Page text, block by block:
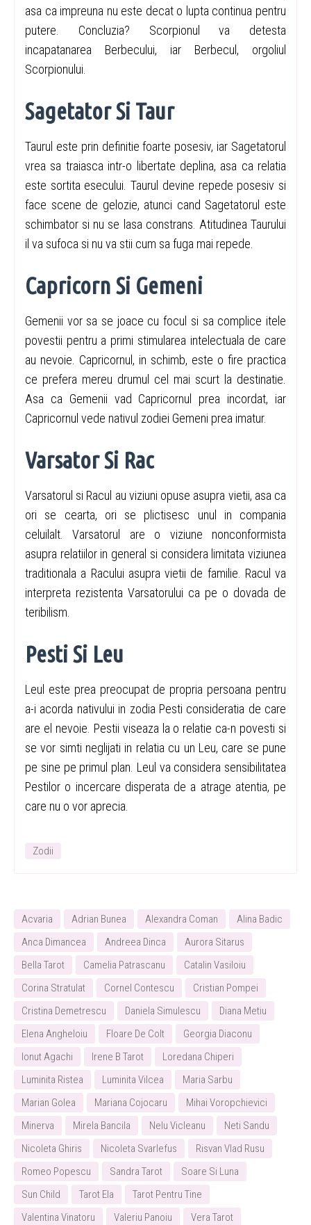
asa ca impreuna nu este decat o lupta continua pentru
putere. Concluzia? Scorpionul va detesta
incapatanarea Berbecului, iar Berbecul, orgoliul
Scorpionului.
Sagetator Si Taur
Taurul este prin definitie foarte posesiv, iar Sagetatorul
vrea sa traiasca intr-o libertate deplina, asa ca relatia
este sortita esecului. Taurul devine repede posesiv si
face scene de gelozie, atunci cand Sagetatorul este
schimbator si nu se lasa constrans. Atitudinea Taurului
il va sufoca si nu va stii cum sa fuga mai repede.
Capricorn Si Gemeni
Gemenii vor sa se joace cu focul si sa complice itele
povestii pentru a primi stimularea intelectuala de care
au nevoie. Capricornul, in schimb, este o fire practica
ce prefera mereu drumul cel mai scurt la destinatie.
Asa ca Gemenii vad Capricornul prea incordat, iar
Capricornul vede nativul zodiei Gemeni prea imatur.
Varsator Si Rac
Varsatorul si Racul au viziuni opuse asupra vietii, asa ca
ori se cearta, ori se plictisesc unul in compania
celuilalt. Varsatorul are o viziune nonconformista
asupra relatiilor in general si considera limitata viziunea
traditionala a Racului asupra vietii de familie. Racul va
interpreta rezistenta Varsatorului ca pe o dovada de
teribilism.
Pesti Si Leu
Leul este prea preocupat de propria persoana pentru
a-i acorda nativului in zodia Pesti consideratia de care
are el nevoie. Pestii viseaza la o relatie ca-n povesti si
se vor simti neglijati in relatia cu un Leu, care se pune
pe sine pe primul plan. Leul va considera sensibilitatea
Pestilor o incercare disperata de a atrage atentia, pe
care nu o vor aprecia.
Zodii
Acvaria Adrian Bunea Alexandra Coman
Alina Badic
Anca Dimancea
Andreea Dinca
Aurora Sitarus
Bella Tarot
Camelia Patrascanu
Catalin Vasiloiu
Corina Stratulat
Cornel Contescu
Cristian Pompei
Cristina Demetrescu
Daniela Simulescu
Diana Metiu
Elena Angheloiu
Floare De Colt
Georgia Diaconu
Ionut Agachi
Irene B Tarot
Loredana Chiperi
Luminita Ristea
Luminita Vilcea
Maria Sarbu
Marian Golea
Mariana Cojocaru
Mihai Voropchievici
Minerva
Mirela Bancila Nelu Vicleanu
Neti Sandu
Nicoleta Ghiris
Nicoleta Svarlefus
Risvan Vlad Rusu
Romeo Popescu
Sandra Tarot
Soare Si Luna
Sun Child
Tarot Ela
Tarot Pentru Tine
Valentina Vinatoru
Valeriu Panoiu Vera Tarot